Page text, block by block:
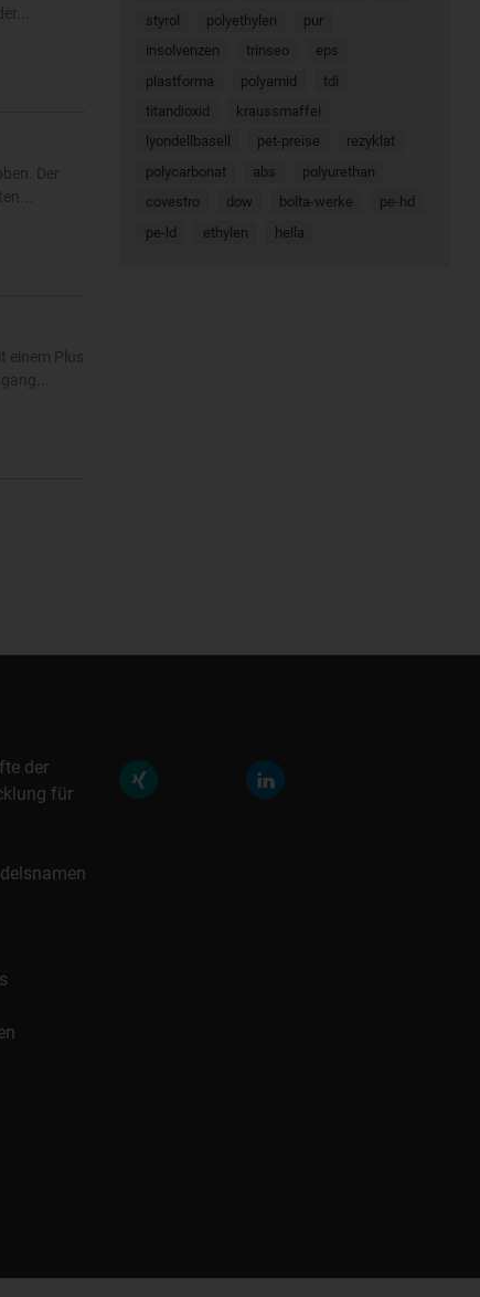
Der
einem Plus
styrol
polyethylen
pur
insolvenzen
trinseo
eps
plastforma
polyamid
tdi
titandioxid
kraussmaffei
lyondellbasell
pet-preise
rezyklat
polycarbonat
abs
polyurethan
covestro
dow bolta-werke
pe-hd
pe-ld
ethylen hella
der
für